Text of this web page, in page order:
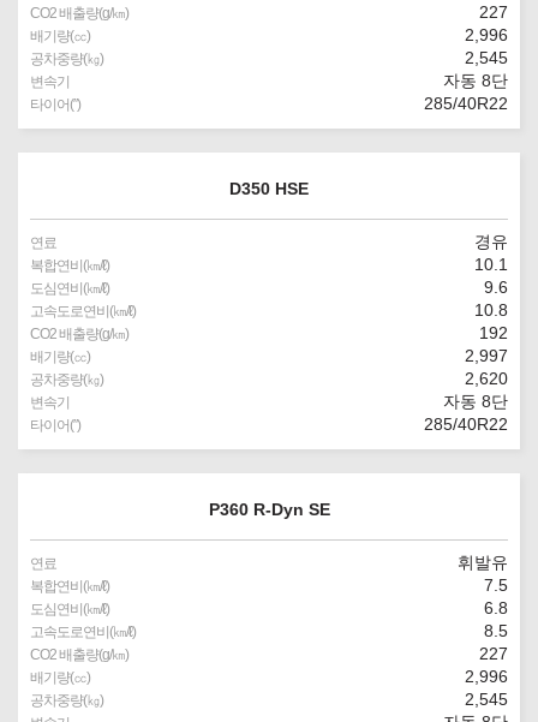
CO2 배출량(g/㎞) 227
배기량(㏄) 2,996
공차중량(㎏) 2,545
변속기 자동 8단
타이어(″) 285/40R22
D350 HSE
연료 경유
복합연비(㎞/ℓ) 10.1
도심연비(㎞/ℓ) 9.6
고속도로연비(㎞/ℓ) 10.8
CO2 배출량(g/㎞) 192
배기량(㏄) 2,997
공차중량(㎏) 2,620
변속기 자동 8단
타이어(″) 285/40R22
P360 R-Dyn SE
연료 휘발유
복합연비(㎞/ℓ) 7.5
도심연비(㎞/ℓ) 6.8
고속도로연비(㎞/ℓ) 8.5
CO2 배출량(g/㎞) 227
배기량(㏄) 2,996
공차중량(㎏) 2,545